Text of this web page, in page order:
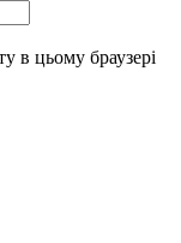
в цьому браузері